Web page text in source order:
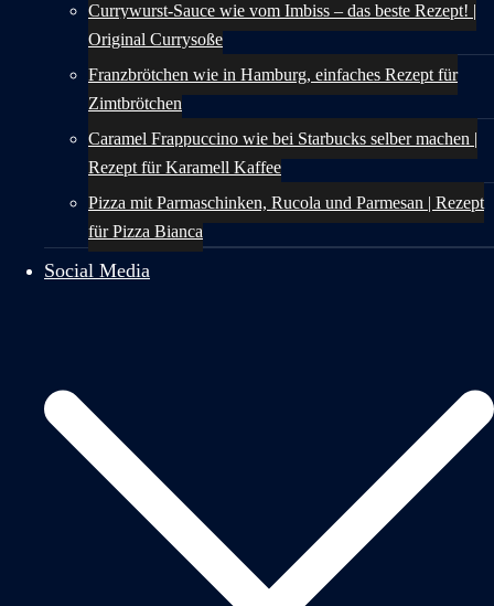
Currywurst-Sauce wie vom Imbiss – das beste Rezept! |
Original Currysoße
Franzbrötchen wie in Hamburg, einfaches Rezept für
Zimtbrötchen
Caramel Frappuccino wie bei Starbucks selber machen |
Rezept für Karamell Kaffee
Pizza mit Parmaschinken, Rucola und Parmesan | Rezept
für Pizza Bianca
Social Media